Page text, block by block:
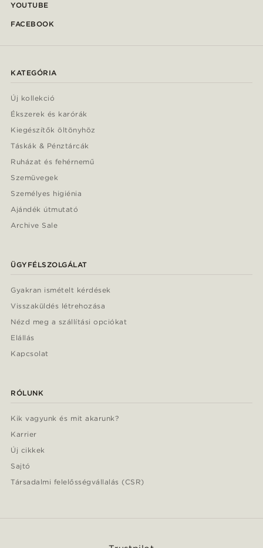
YOUTUBE
FACEBOOK
KATEGÓRIA
Új kollekció
Ékszerek és karórák
Kiegészítők öltönyhöz
Táskák & Pénztárcák
Ruházat és fehérnemű
Szemüvegek
Személyes higiénia
Ajándék útmutató
Archive Sale
ÜGYFÉLSZOLGÁLAT
Gyakran ismételt kérdések
Visszaküldés létrehozása
Nézd meg a szállítási opciókat
Elállás
Kapcsolat
RÓLUNK
Kik vagyunk és mit akarunk?
Karrier
Új cikkek
Sajtó
Társadalmi felelősségvállalás (CSR)